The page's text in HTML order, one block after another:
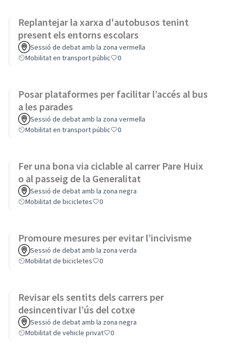
Replantejar la xarxa d'autobusos tenint
present els entorns escolars
Sessió de debat amb la zona vermella
Mobilitat en transport públic
0
Posar plataformes per facilitar l’accés al bus
a les parades
Sessió de debat amb la zona vermella
Mobilitat en transport públic
0
Fer una bona via ciclable al carrer Pare Huix
o al passeig de la Generalitat
Sessió de debat amb la zona negra
Mobilitat de bicicletes
0
Promoure mesures per evitar l’incivisme
Sessió de debat amb la zona verda
Mobilitat de bicicletes
0
Revisar els sentits dels carrers per
desincentivar l’ús del cotxe
Sessió de debat amb la zona negra
Mobilitat de vehicle privat
0